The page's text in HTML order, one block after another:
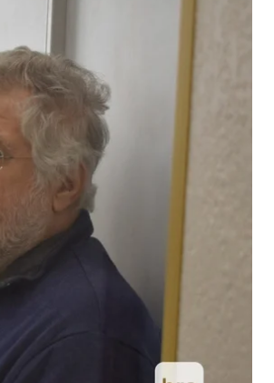
про шахрайство,
Бюро економічної
передбачав його
вартою до 7 липня — без